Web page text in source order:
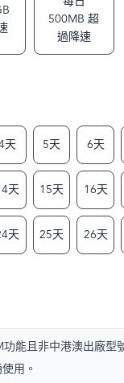
500MB 超
過降速
天 5天 6天
天 15天 16天
天 25天 26天
功能且非中港澳出廠型
用。